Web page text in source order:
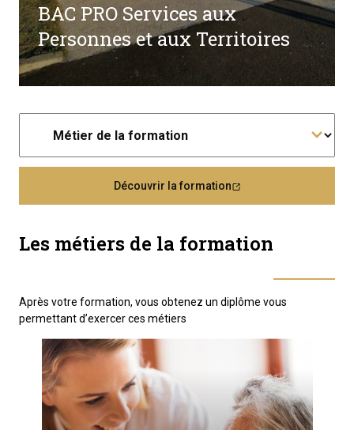
BAC PRO Services aux
Personnes et aux Territoires
Découvrir la formation
Les métiers de la formation
Après votre formation, vous obtenez un diplôme vous
permettant d’exercer ces métiers